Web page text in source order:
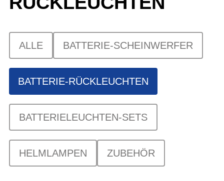
ALLE BATTERIE-SCHEINWERFER
BATTERIE-RÜCKLEUCHTEN
BATTERIELEUCHTEN-SETS
HELMLAMPEN ZUBEHÖR